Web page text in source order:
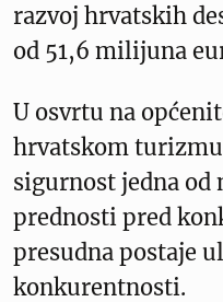
razvoj hrvatskih
od 51,6 milijuna
U osvrtu na
hrvatskom
sigurnost jedna od
prednosti pred
presudna postaje
konkurentnosti.